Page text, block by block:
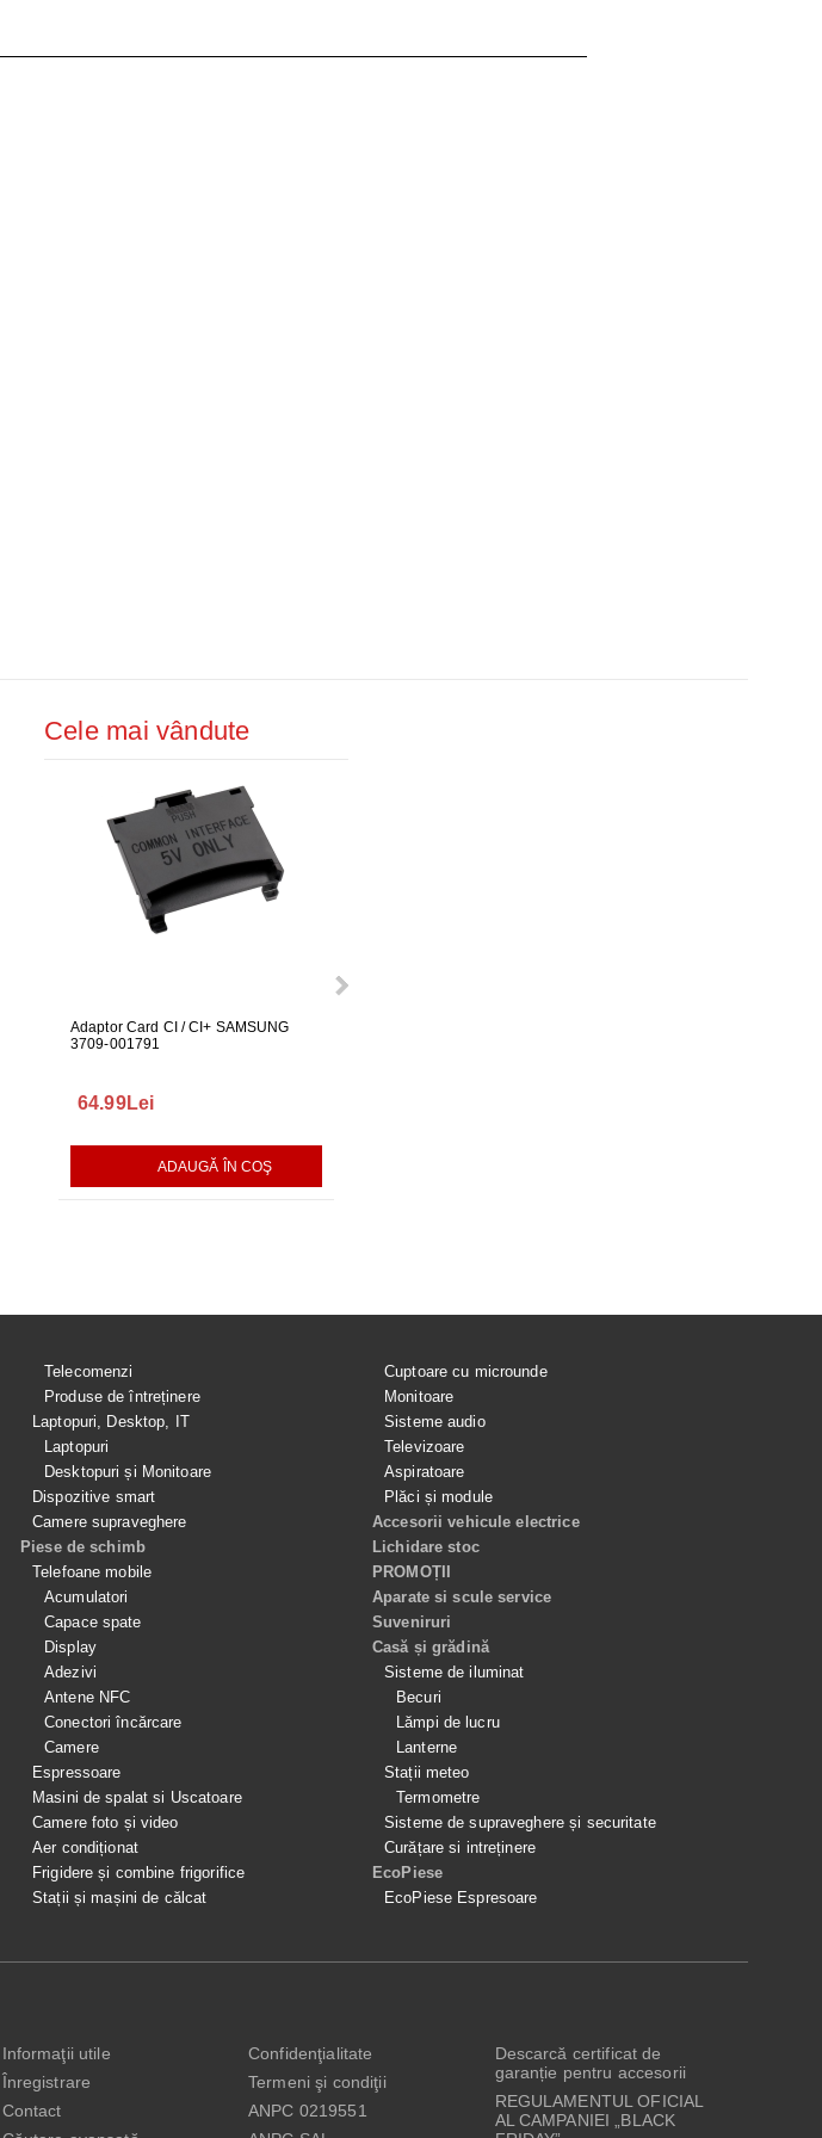
HUBLOU MASINA DE
GARNITURA HUBLOU MASINA DE
Cele mai vândute
Adaptor Card CI / CI+ SAMSUNG
3709-001791
64.99Lei
ADAUGĂ ÎN COŞ
Telecomenzi
Produse de întreținere
Laptopuri, Desktop, IT
Laptopuri
Desktopuri și Monitoare
Dispozitive smart
Camere supraveghere
Piese de schimb
Telefoane mobile
Acumulatori
Capace spate
Display
Adezivi
Antene NFC
Conectori încărcare
Camere
Espressoare
Masini de spalat si Uscatoare
Camere foto și video
Aer condiționat
Frigidere și combine frigorifice
Stații și mașini de călcat
Cuptoare cu microunde
Monitoare
Sisteme audio
Televizoare
Aspiratoare
Plăci și module
Accesorii vehicule electrice
Lichidare stoc
PROMOȚII
Aparate si scule service
Suveniruri
Casă și grădină
Sisteme de iluminat
Becuri
Lămpi de lucru
Lanterne
Stații meteo
Termometre
Sisteme de supraveghere și securitate
Curățare si intreținere
EcoPiese
EcoPiese Espresoare
Informaţii utile
Înregistrare
Contact
Confidenţialitate
Termeni şi condiţii
ANPC 0219551
Descarcă certificat de
garanție pentru accesorii
REGULAMENTUL OFICIAL
AL CAMPANIEI „BLACK